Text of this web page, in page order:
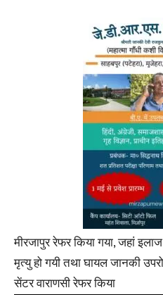
मीरजापुर रेफर किया गया, जहां
मृत्यु हो गयी तथा घायल जानकी
सेंटर वाराणसी रेफर किया